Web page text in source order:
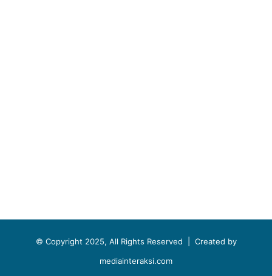
© Copyright 2025, All Rights Reserved | Created by
mediainteraksi.com